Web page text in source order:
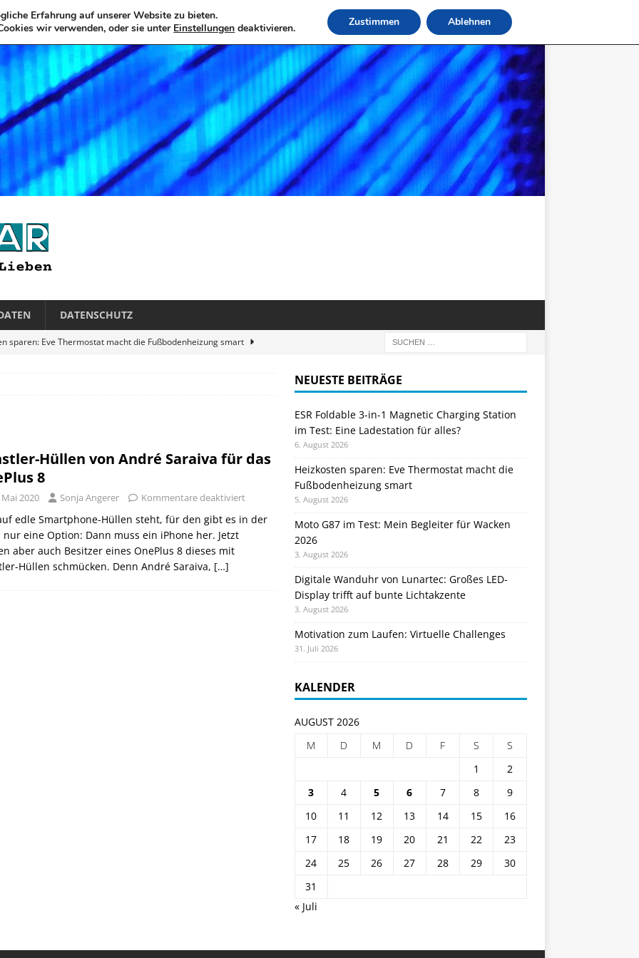
DATENSCHUTZ
sparen: Eve Thermostat macht die Fußbodenheizung smart
Laufen: Virtuelle Challenges
GESUNDHEIT
Hüllen von André Saraiva für das
8
2020 Sonja Angerer Kommentare deaktiviert
edle Smartphone-Hüllen steht, für den gibt es in der
nur eine Option: Dann muss ein iPhone her. Jetzt
aber auch Besitzer eines OnePlus 8 dieses mit
Hüllen schmücken. Denn André Saraiva, […]
NEUESTE BEITRÄGE
ESR Foldable 3-in-1 Magnetic Charging Station
im Test: Eine Ladestation für alles?
6. August 2026
Heizkosten sparen: Eve Thermostat macht die
Fußbodenheizung smart
5. August 2026
Moto G87 im Test: Mein Begleiter für Wacken
2026
3. August 2026
Digitale Wanduhr von Lunartec: Großes LED-
Display trifft auf bunte Lichtakzente
3. August 2026
Motivation zum Laufen: Virtuelle Challenges
31. Juli 2026
KALENDER
AUGUST 2026
M
D M D F S
S
1
2
3
4 5 6 7 8
9
10
11 12 13 14 15
16
17
18 19 20 21 22
23
24
25 26 27 28 29
30
31
« Juli
Erfahrung auf unserer Website zu bieten.
wir verwenden, oder sie unter Einstellungen deaktivieren. Zustimmen Ablehnen